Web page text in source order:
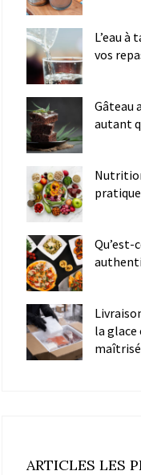
L’eau à
vos
Gâteau
autant
Qu’est-
la glace
maîtrisé
ARTICLES LES